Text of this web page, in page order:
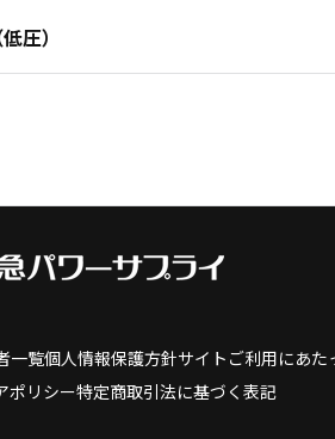
圧）
5 6 7 8 9 10
一覧個人情報保護方針サイトご利用にあた
ポリシー特定商取引法に基づく表記